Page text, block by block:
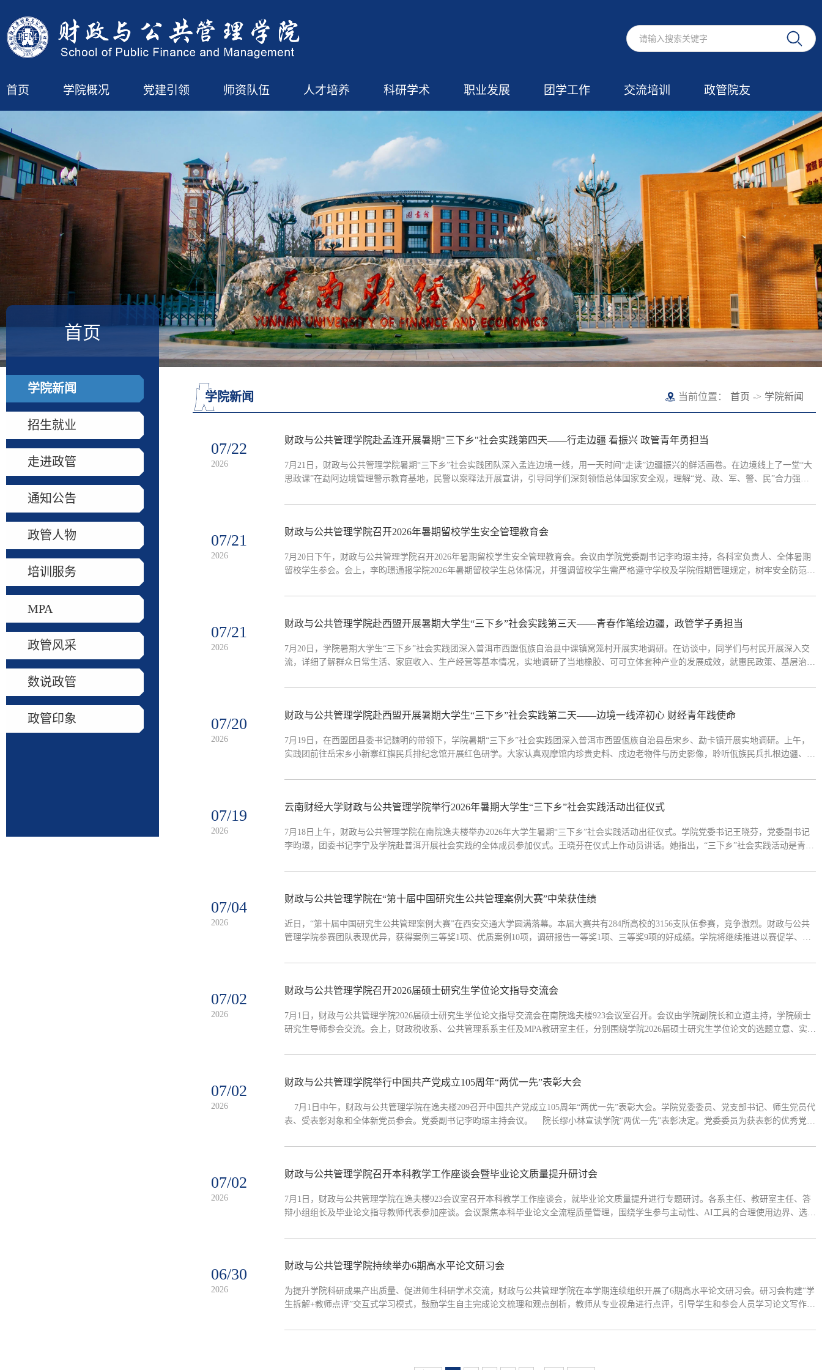
首页 学院概况 党建引领 师资队伍 人才培养 科研学术 职业发展 团学工作 交流培训 政管院友
首页
学院新闻
招生就业
走进政管
通知公告
政管人物
培训服务
MPA
政管风采
数说政管
政管印象
学院新闻 当前位置： 首页 -> 学院新闻
07/22
2026
财政与公共管理学院赴孟连开展暑期"三下乡"社会实践第四天——行走边疆 看振兴 政管青年勇担当
7月21日，财政与公共管理学院暑期“三下乡”社会实践团队深入孟连边境一线，用一天时间“走读”边疆振兴的鲜活画卷。在边境线上了一堂“大
思政课”在勐阿边境管理警示教育基地，民警以案释法开展宣讲，引导同学们深刻领悟总体国家安全观，理解“党、政、军、警、民”合力强边
联控运行机制，...
07/21
2026
财政与公共管理学院召开2026年暑期留校学生安全管理教育会
7月20日下午，财政与公共管理学院召开2026年暑期留校学生安全管理教育会。会议由学院党委副书记李昀璟主持，各科室负责人、全体暑期
留校学生参会。会上，李昀璟通报学院2026年暑期留校学生总体情况，并强调留校学生需严格遵守学校及学院假期管理规定，树牢安全防范意
磊着重讲解财产防护、网络反...
07/21
2026
财政与公共管理学院赴西盟开展暑期大学生“三下乡”社会实践第三天——青春作笔绘边疆，政管学子勇担当
7月20日，学院暑期大学生“三下乡”社会实践团深入普洱市西盟佤族自治县中课镇窝笼村开展实地调研。在访谈中，同学们与村民开展深入交
流，详细了解群众日常生活、家庭收入、生产经营等基本情况，实地调研了当地橡胶、可可立体套种产业的发展成效，就惠民政策、基层治
成果。访谈结束后，实践团近...
07/20
2026
财政与公共管理学院赴西盟开展暑期大学生“三下乡”社会实践第二天——边境一线淬初心 财经青年践使命
7月19日，在西盟团县委书记魏明的带领下，学院暑期“三下乡”社会实践团深入普洱市西盟佤族自治县岳宋乡、勐卡镇开展实地调研。上午，
实践团前往岳宋乡小新寨红旗民兵排纪念馆开展红色研学。大家认真观摩馆内珍贵史料、戍边老物件与历史影像，聆听佤族民兵扎根边疆、坚
大黑山通道，直观了解新时...
07/19
2026
云南财经大学财政与公共管理学院举行2026年暑期大学生“三下乡”社会实践活动出征仪式
7月18日上午，财政与公共管理学院在南院逸夫楼举办2026年大学生暑期“三下乡”社会实践活动出征仪式。学院党委书记王晓芬，党委副书记
李昀璟，团委书记李宁及学院赴普洱开展社会实践的全体成员参加仪式。王晓芬在仪式上作动员讲话。她指出，“三下乡”社会实践活动是青年
业、基层社会治理和民族...
07/04
2026
财政与公共管理学院在“第十届中国研究生公共管理案例大赛”中荣获佳绩
近日，“第十届中国研究生公共管理案例大赛”在西安交通大学圆满落幕。本届大赛共有284所高校的3156支队伍参赛，竞争激烈。财政与公共
管理学院参赛团队表现优异，获得案例三等奖1项、优质案例10项，调研报告一等奖1项、三等奖9项的好成绩。学院将继续推进以赛促学、以
07/02
2026
财政与公共管理学院召开2026届硕士研究生学位论文指导交流会
7月1日，财政与公共管理学院2026届硕士研究生学位论文指导交流会在南院逸夫楼923会议室召开。会议由学院副院长和立道主持，学院硕士
研究生导师参会交流。会上，财政税收系、公共管理系系主任及MPA教研室主任，分别围绕学院2026届硕士研究生学位论文的选题立意、实证
院优秀学位论文的指导教师代...
07/02
2026
财政与公共管理学院举行中国共产党成立105周年“两优一先”表彰大会
7月1日中午，财政与公共管理学院在逸夫楼209召开中国共产党成立105周年“两优一先”表彰大会。学院党委委员、党支部书记、师生党员代
表、受表彰对象和全体新党员参会。党委副书记李昀璟主持会议。 院长缪小林宣读学院“两优一先”表彰决定。党委委员为获表彰的优秀党
和个人为榜样，‌立...
07/02
2026
财政与公共管理学院召开本科教学工作座谈会暨毕业论文质量提升研讨会
7月1日，财政与公共管理学院在逸夫楼923会议室召开本科教学工作座谈会，就毕业论文质量提升进行专题研讨。各系主任、教研室主任、答
辩小组组长及毕业论文指导教师代表参加座谈。会议聚焦本科毕业论文全流程质量管理，围绕学生参与主动性、AI工具的合理使用边界、选题
化毕业论文过程管理、强化质...
06/30
2026
财政与公共管理学院持续举办6期高水平论文研习会
为提升学院科研成果产出质量、促进师生科研学术交流，财政与公共管理学院在本学期连续组织开展了6期高水平论文研习会。研习会构建“学
生拆解+教师点评”交互式学习模式，鼓励学生自主完成论文梳理和观点剖析，教师从专业视角进行点评，引导学生和参会人员学习论文写作技
生交流研讨、互学共进的...